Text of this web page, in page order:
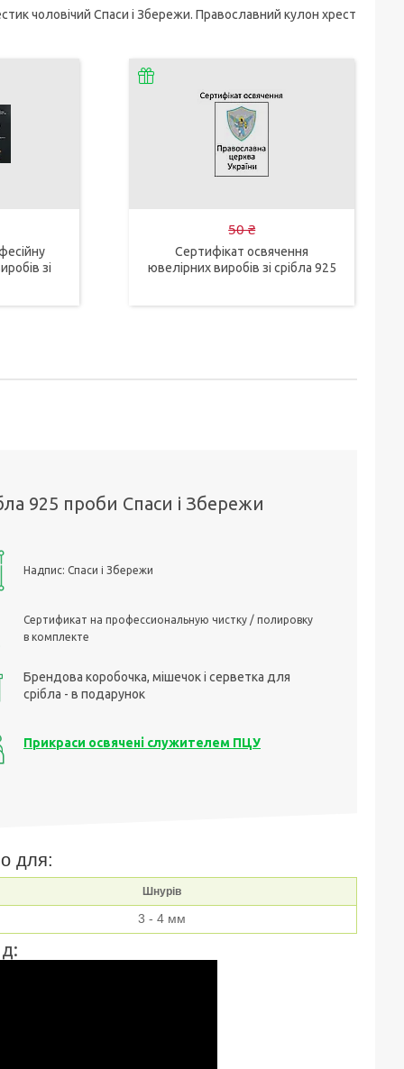
чоловічий Спаси і Збережи. Православний кулон хрест
зі
50 ₴
Сертифікат освячення
ювелірних виробів зі срібла 925
925 проби Спаси і Збережи
Надпис: Спаси і Збережи
Сертификат на профессиональную чистку / полировку
в комплекте
Брендова коробочка, мішечок і серветка для
срібла - в подарунок
Прикраси освячені служителем ПЦУ
для:
Шнурів
3 - 4 мм